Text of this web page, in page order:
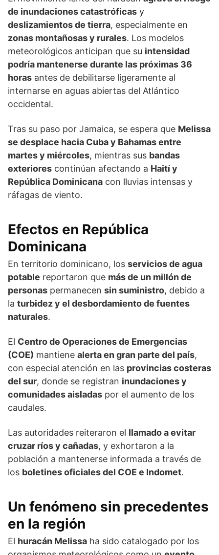
de inundaciones catastróficas y
deslizamientos de tierra, especialmente en
zonas montañosas y rurales. Los modelos
meteorológicos anticipan que su intensidad
podría mantenerse durante las próximas 36
horas antes de debilitarse ligeramente al
internarse en aguas abiertas del Atlántico
occidental.
Tras su paso por Jamaica, se espera que Melissa
se desplace hacia Cuba y Bahamas entre
martes y miércoles, mientras sus bandas
exteriores continúan afectando a Haití y
República Dominicana con lluvias intensas y
ráfagas de viento.
Efectos en República
Dominicana
En territorio dominicano, los servicios de agua
potable reportaron que más de un millón de
personas permanecen sin suministro, debido a
la turbidez y el desbordamiento de fuentes
naturales.
El Centro de Operaciones de Emergencias
(COE) mantiene alerta en gran parte del país,
con especial atención en las provincias costeras
del sur, donde se registran inundaciones y
comunidades aisladas por el aumento de los
caudales.
Las autoridades reiteraron el llamado a evitar
cruzar ríos y cañadas, y exhortaron a la
población a mantenerse informada a través de
los boletines oficiales del COE e Indomet.
Un fenómeno sin precedentes
en la región
El huracán Melissa ha sido catalogado por los